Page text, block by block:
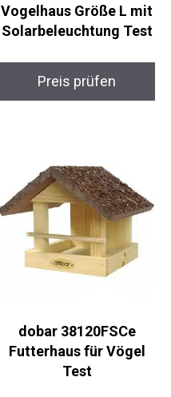
Vogelhaus Größe L mit
Solarbeleuchtung Test
Preis prüfen
dobar 38120FSCe
Futterhaus für Vögel
Test